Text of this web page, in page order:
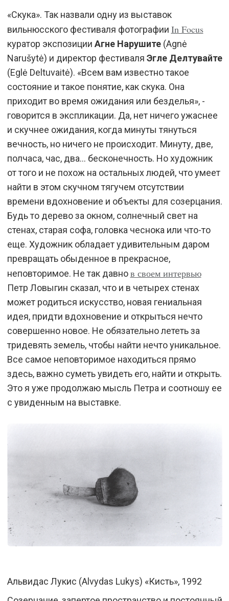
«Скука». Так назвали одну из выставок
вильнюсского фестиваля фотографии In Focus
куратор экспозиции Агне Нарушите(Agnė
Narušytė) и директор фестиваля Эгле Делтувайте
(Eglė Deltuvaitė). «Всем вам известно такое
состояние и такое понятие, как скука. Она
приходит во время ожидания или безделья», -
говорится в экспликации. Да, нет ничего ужаснее
и скучнее ожидания, когда минуты тянуться
вечность, но ничего не происходит. Минуту, две,
полчаса, час, два… бесконечность. Но художник
от того и не похож на остальных людей, что умеет
найти в этом скучном тягучем отсутствии
времени вдохновение и объекты для созерцания.
Будь то дерево за окном, солнечный свет на
стенах, старая софа, головка чеснока или что-то
еще. Художник обладает удивительным даром
превращать обыденное в прекрасное,
неповторимое. Не так давнов своем интервью
Петр Ловыгин сказал, что и в четырех стенах
может родиться искусство, новая гениальная
идея, придти вдохновение и открыться нечто
совершенно новое. Не обязательно лететь за
тридевять земель, чтобы найти нечто уникальное.
Все самое неповторимое находиться прямо
здесь, важно суметь увидеть его, найти и открыть.
Это я уже продолжаю мысль Петра и соотношу ее
с увиденным на выставке.
Альвидас Лукис (Alvydas Lukys) «Кисть», 1992